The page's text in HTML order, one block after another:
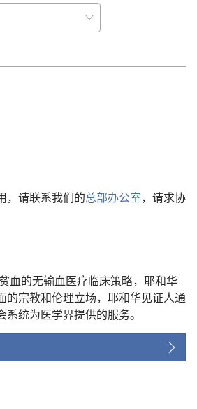
，请联系我们的总部办公室，请求协
血的无输血医疗临床策略，耶和华
的宗教和伦理立场，耶和华见证人通
统为医学界提供的服务。